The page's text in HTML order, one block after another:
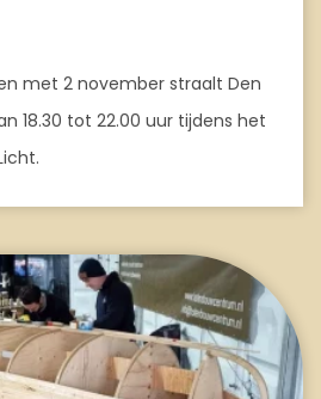
met 2 november straalt Den
18.30 tot 22.00 uur tijdens het